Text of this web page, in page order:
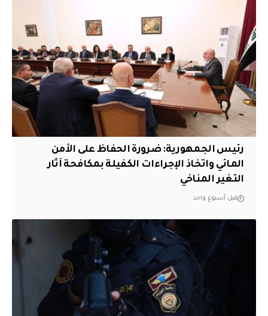
رئيس الجمهورية: ضرورة الحفاظ على الأمن
المائي واتخاذ الإجراءات الكفيلة بمكافحة آثار
التغير المناخي
قبل أسبوع واحد